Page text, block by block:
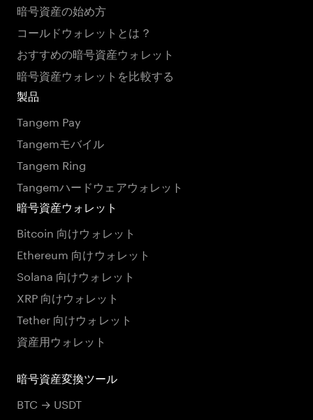
暗号資産の始め方
コールドウォレットとは？
おすすめの暗号資産ウォレット
暗号資産ウォレットを比較する
製品
Tangem Pay
Tangemモバイル
Tangem Ring
Tangemハードウェアウォレット
暗号資産ウォレット
Bitcoin 向けウォレット
Ethereum 向けウォレット
Solana 向けウォレット
XRP 向けウォレット
Tether 向けウォレット
資産用ウォレット
暗号資産変換ツール
BTC → USDT